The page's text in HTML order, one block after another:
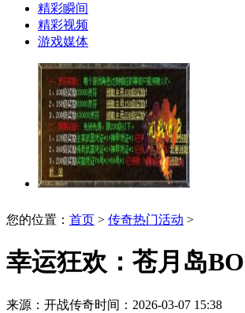
精彩瞬间
精彩视频
游戏媒体
您的位置： 首页 > 传奇热门活动 >
幸运狂欢：苍月岛
来源：开战传奇时间：2026-03-07 15:38